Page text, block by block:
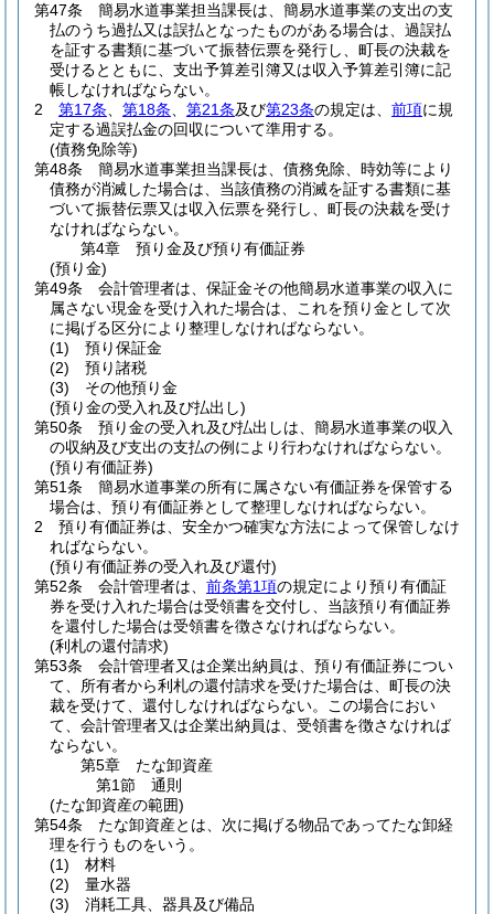
第47条
簡易水道事業担当課長は、簡易水道事業の支出の支
払のうち過払又は誤払となったものがある場合は、過誤払
を証する書類に基づいて振替伝票を発行し、町長の決裁を
受けるとともに、支出予算差引簿又は収入予算差引簿に記
帳しなければならない。
2
第17条 第18条 第21条及び第23条の規定は、 前項に規
定する過誤払金の回収について準用する。
(債務免除等)
第48条
簡易水道事業担当課長は、債務免除、時効等により
債務が消滅した場合は、当該債務の消滅を証する書類に基
づいて振替伝票又は収入伝票を発行し、町長の決裁を受け
なければならない。
第4章
預り金及び預り有価証券
(預り金)
第49条
会計管理者は、保証金その他簡易水道事業の収入に
属さない現金を受け入れた場合は、これを預り金として次
に掲げる区分により整理しなければならない。
(1)
預り保証金
(2)
預り諸税
(3)
その他預り金
(預り金の受入れ及び払出し)
第50条
預り金の受入れ及び払出しは、簡易水道事業の収入
の収納及び支出の支払の例により行わなければならない。
(預り有価証券)
第51条
簡易水道事業の所有に属さない有価証券を保管する
場合は、預り有価証券として整理しなければならない。
2
預り有価証券は、安全かつ確実な方法によって保管しなけ
ればならない。
(預り有価証券の受入れ及び還付)
第52条
会計管理者は、 前条第1項の規定により預り有価証
券を受け入れた場合は受領書を交付し、当該預り有価証券
を還付した場合は受領書を徴さなければならない。
(利札の還付請求)
第53条
会計管理者又は企業出納員は、預り有価証券につい
て、所有者から利札の還付請求を受けた場合は、町長の決
裁を受けて、還付しなければならない。
この場合におい
て、会計管理者又は企業出納員は、受領書を徴さなければ
ならない。
第5章
たな卸資産
第1節
通則
(たな卸資産の範囲)
第54条
たな卸資産とは、次に掲げる物品であってたな卸経
理を行うものをいう。
(1)
材料
(2)
量水器
(3)
消耗工具、器具及び備品